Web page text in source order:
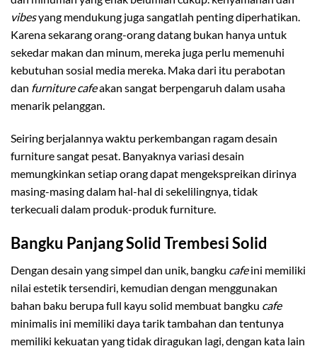
vibesyang mendukung juga sangatlah penting diperhatikan.
Karena sekarang orang-orang datang bukan hanya untuk
sekedar makan dan minum, mereka juga perlu memenuhi
kebutuhan sosial media mereka. Maka dari itu perabotan
dan furniture cafeakan sangat berpengaruh dalam usaha
menarik pelanggan.
Seiring berjalannya waktu perkembangan ragam desain
furniture sangat pesat. Banyaknya variasi desain
memungkinkan setiap orang dapat mengekspreikan dirinya
masing-masing dalam hal-hal di sekelilingnya, tidak
terkecuali dalam produk-produk furniture.
Bangku Panjang Solid Trembesi Solid
Dengan desain yang simpel dan unik, bangku cafeini memiliki
nilai estetik tersendiri, kemudian dengan menggunakan
bahan baku berupa full kayu solid membuat bangku cafe
minimalis ini memiliki daya tarik tambahan dan tentunya
memiliki kekuatan yang tidak diragukan lagi, dengan kata lain